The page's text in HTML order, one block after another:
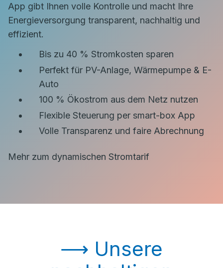
App gibt Ihnen volle Kontrolle und macht Ihre
Energieversorgung transparent, nachhaltig und
effizient.
Bis zu 40 % Stromkosten sparen
Perfekt für PV-Anlage, Wärmepumpe & E-
Auto
100 % Ökostrom aus dem Netz nutzen
Flexible Steuerung per smart-box App
Volle Transparenz und faire Abrechnung
Mehr zum dynamischen Stromtarif
⟶ Unsere